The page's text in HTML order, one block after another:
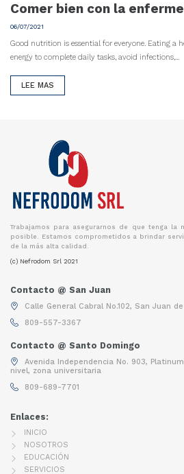
Comer bien con la
06/07/2021
Good nutrition is essential for everyone. Eating a
energy to complete daily tasks, avoid infections,...
LEE MAS
Trabajamos para asegurarnos de que tenga la
posible. Estamos comprometidos a brindar
de la más alta calidad.
(c) Nefrodom Srl 2021
Contacto @ San Juan
Calle General Cabral No.102, San Juan
809-557-3367
Contacto @ Santo Domingo
Avenida Independencia No. 903,
nivel, zona universitaria
809-689-7701
Enlaces:
INICIO
NOSOTROS
EDUCACIÓN
SERVICIOS